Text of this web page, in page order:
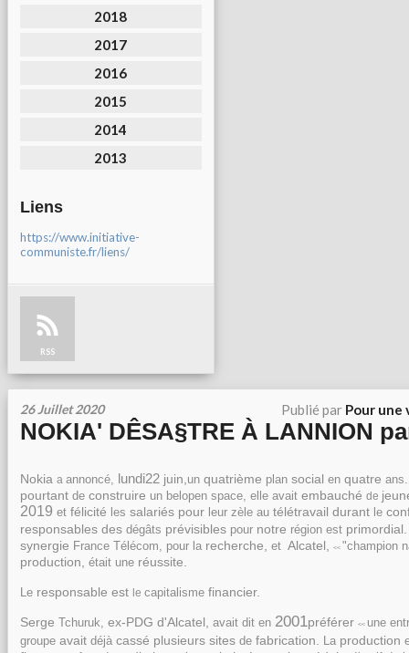
2018
2017
2016
2015
2014
2013
Liens
https://www.initiative-
communiste.fr/liens/
RSS
26 Juillet 2020 Publié par Pour une
NOKIA' DÊSA§TRE À LANNION
Nokia a annoncé, lundi22 juin, un quatrième plan social en quatre
pourtant de construire un bel open space, elle avait embauché de
2019 et félicité les salariés pour leur zèle au télétravail durant le
responsables des dégâts prévisibles pour notre région est
synergie France Télécom, pour la recherche, et Alcatel, << "champion
production, était une réussite.
Le responsable est le capitalisme financier.
Serge Tchuruk, ex-PDG d'Alcatel, avait dit en 2001préférer << une
groupe avait déjà cassé plusieurs sites de fabrication. La production